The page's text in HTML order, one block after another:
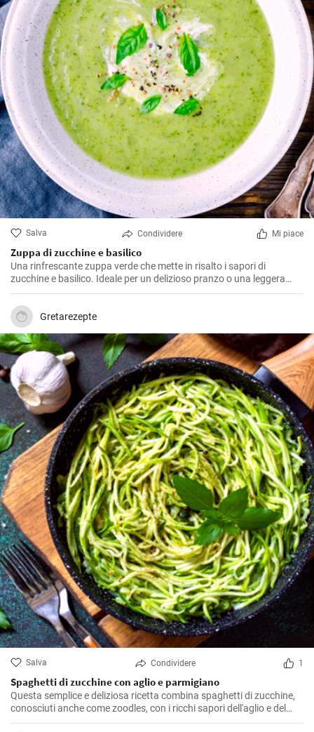
Salva Condividere Mi piace
Zuppa di zucchine e basilico
Una rinfrescante zuppa verde che mette in risalto i sapori di
zucchine e basilico. Ideale per un delizioso pranzo o una leggera
cena serale.
Gretarezepte
Salva Condividere 1
Spaghetti di zucchine con aglio e parmigiano
Questa semplice e deliziosa ricetta combina spaghetti di zucchine,
conosciuti anche come zoodles, con i ricchi sapori dell'aglio e del
parmigiano. Questo piatto è leggero, salutare e perfetto per un